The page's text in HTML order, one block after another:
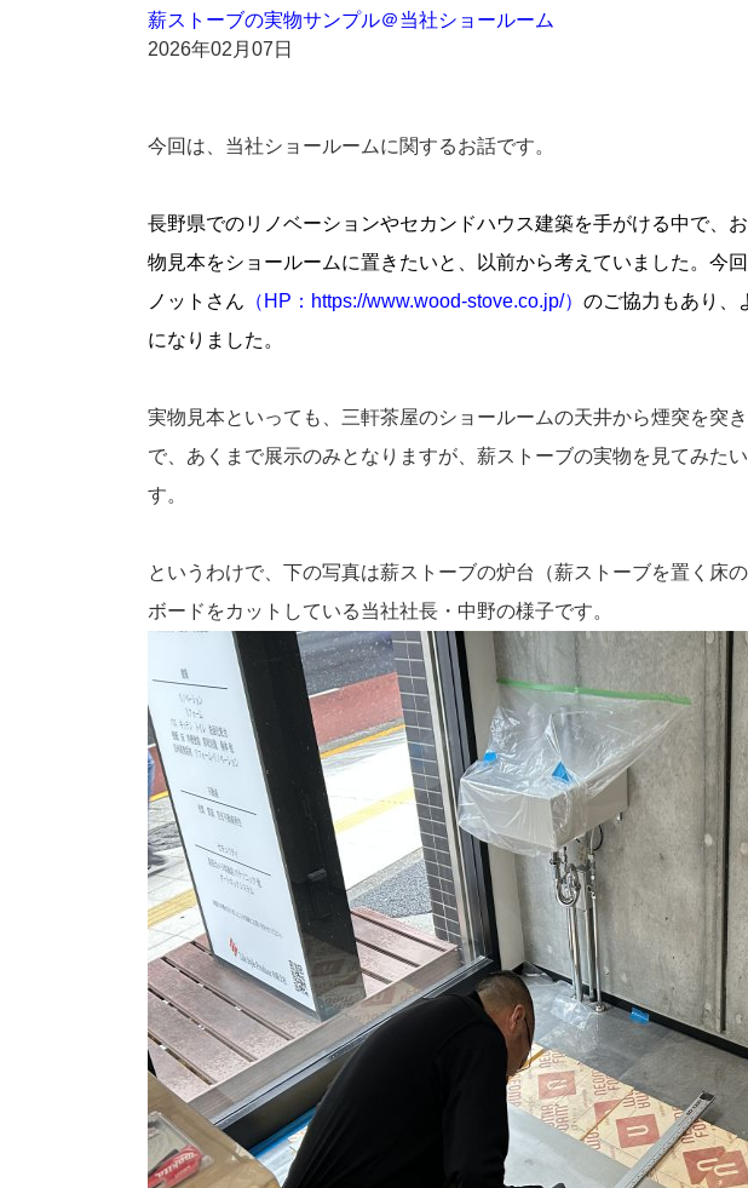
薪ストーブの実物サンプル＠当社ショールーム
2026年02月07日
今回は、当社ショールームに関するお話です。
長野県でのリノベーションやセカンドハウス建築を手がける中で、
物見本をショールームに置きたいと、以前から考えていました。今
ノットさん （ HP：https://www.wood-stove.co.jp/） のご協力もあり、
になりました。
実物見本といっても、三軒茶屋のショールームの天井から煙突を突
で、あくまで展示のみとなりますが、薪ストーブの実物を見てみた
す。
というわけで、下の写真は薪ストーブの炉台（薪ストーブを置く床
ボードをカットしている当社社長・中野の様子です。